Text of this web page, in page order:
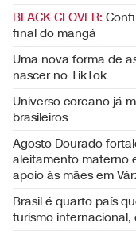
BLACK CLOVER:
final do mangá
Uma nova forma de
nascer no TikTok
Universo coreano já
brasileiros
Agosto Dourado
aleitamento materno
apoio às mães em
Brasil é quarto país
turismo internacional,